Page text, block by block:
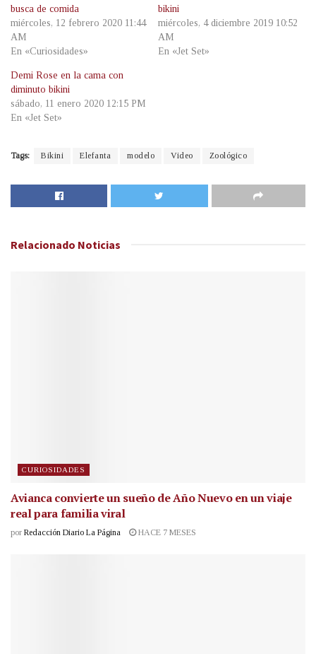
busca de comida
miércoles, 12 febrero 2020 11:44
AM
En «Curiosidades»
bikini
miércoles, 4 diciembre 2019 10:52
AM
En «Jet Set»
Demi Rose en la cama con
diminuto bikini
sábado, 11 enero 2020 12:15 PM
En «Jet Set»
Tags: Bikini Elefanta modelo Video Zoológico
Relacionado Noticias
CURIOSIDADES
Avianca convierte un sueño de Año Nuevo en un viaje
real para familia viral
por Redacción Diario La Página HACE 7 MESES